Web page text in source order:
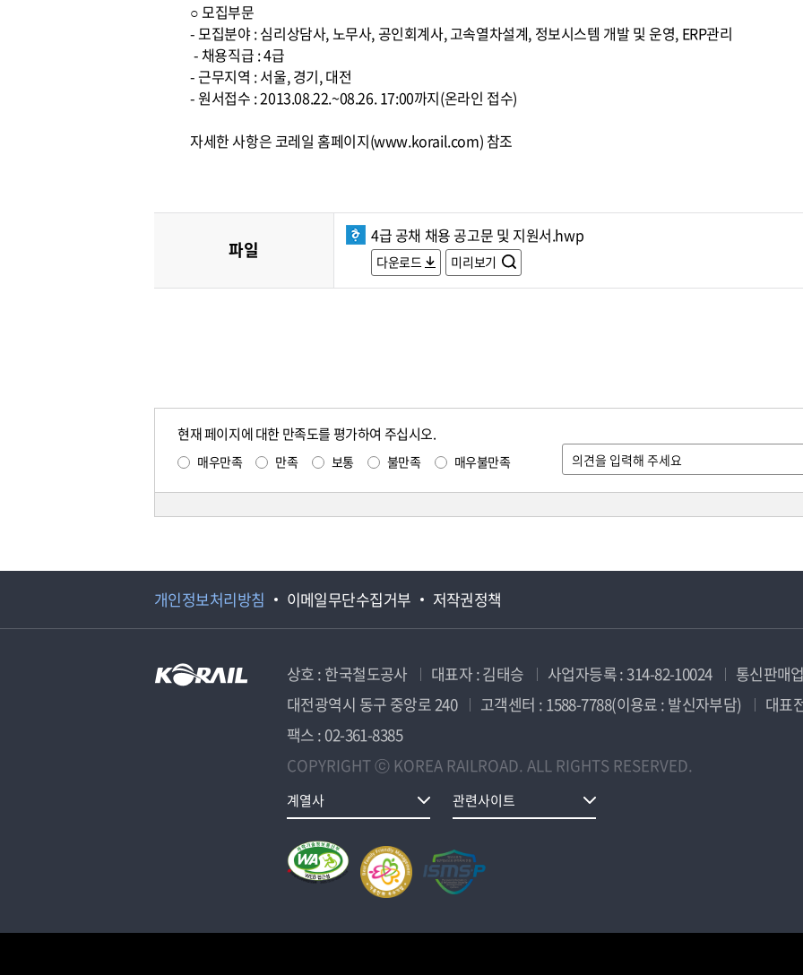
○ 모집부문
- 모집분야 : 심리상담사, 노무사, 공인회계사, 고속열차설계, 정보시스템 개발 및 운영, ERP관리
- 채용직급 : 4급
- 근무지역 : 서울, 경기, 대전
- 원서접수 : 2013.08.22.~08.26. 17:00까지(온라인 접수)
자세한 사항은 코레일 홈페이지(www.korail.com) 참조
파일
4급 공채 채용 공고문 및 지원서.hwp
다운로드 미리보기
현재 페이지에 대한 만족도를 평가하여 주십시오.
매우만족 만족 보통 불만족 매우불만족
개인정보처리방침 이메일무단수집거부 저작권정책
상호 : 한국철도공사 대표자 : 김태승 사업자등록 : 314-82-10024
통신판매
대전광역시 동구 중앙로 240
고객센터 : 1588-7788(이용료 : 발신자부담)
대표
팩스 : 02-361-8385
COPYRIGHT ⓒ KOREA RAILROAD. ALL RIGHTS RESERVED.
계열사 관련사이트